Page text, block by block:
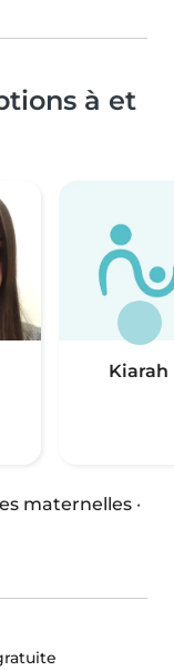
à et
Kiarah
maternelles ·